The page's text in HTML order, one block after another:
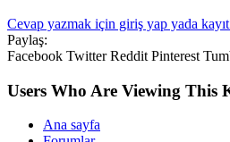
Cevap yazmak için giriş yap yada
Paylaş:
Facebook Twitter Reddit Pinterest
Users Who Are Viewing This
Ana sayfa